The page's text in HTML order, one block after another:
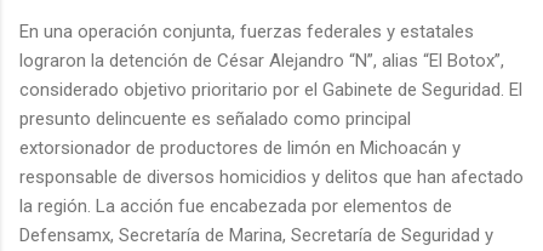
En una operación conjunta, fuerzas federales y estatales
lograron la detención de César Alejandro “N”, alias “El Botox”,
considerado objetivo prioritario por el Gabinete de Seguridad. El
presunto delincuente es señalado como principal
extorsionador de productores de limón en Michoacán y
responsable de diversos homicidios y delitos que han afectado
la región. La acción fue encabezada por elementos de
Defensamx, Secretaría de Marina, Secretaría de Seguridad y